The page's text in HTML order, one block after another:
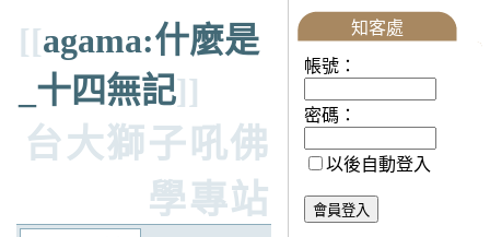
[[agama:什麼是
_十四無記]]
台大獅子吼佛
學專站
知客處
帳號：
密碼：
以後自動登入